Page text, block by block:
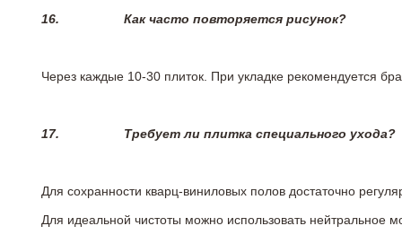
16. Как часто повторяется рисунок?
Через каждые 10-30 плиток. При укладке рекомендуется
17. Требует ли плитка специального ухода?
Для сохранности кварц-виниловых полов достаточно
Для идеальной чистоты можно использовать